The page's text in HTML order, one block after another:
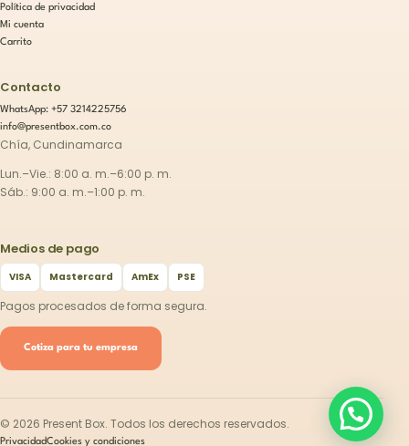
Política de privacidad
Mi cuenta
Carrito
Contacto
WhatsApp: +57 3214225756
info@presentbox.com.co
Chía, Cundinamarca
Lun.–Vie.: 8:00 a. m.–6:00 p. m.
Sáb.: 9:00 a. m.–1:00 p. m.
Medios de pago
VISA Mastercard AmEx PSE
Pagos procesados de forma segura.
Cotiza para tu empresa
© 2026 Present Box. Todos los derechos reservados.
PrivacidadCookies y condiciones